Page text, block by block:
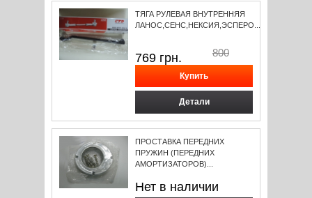
ТЯГА РУЛЕВАЯ ВНУТРЕННЯЯ
ЛАНОС,СЕНС,НЕКСИЯ,ЭСПЕРО...
769 грн. 800
Детали
ПРОСТАВКА ПЕРЕДНИХ
ПРУЖИН (ПЕРЕДНИХ
АМОРТИЗАТОРОВ)...
Нет в наличии